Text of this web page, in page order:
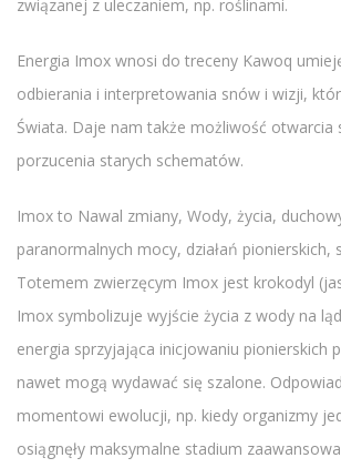
związanej z uleczaniem, np. roślinami.
Energia Imox wnosi do treceny Kawoq
odbierania i interpretowania snów i wizji,
Świata. Daje nam także możliwość otwarcia
porzucenia starych schematów.
Imox to Nawal zmiany, Wody, życia,
paranormalnych mocy, działań pionierskich,
Totemem zwierzęcym Imox jest krokodyl
Imox symbolizuje wyjście życia z wody na
energia sprzyjająca inicjowaniu pionierskich
nawet mogą wydawać się szalone.
momentowi ewolucji, np. kiedy organizmy
osiągnęły maksymalne stadium